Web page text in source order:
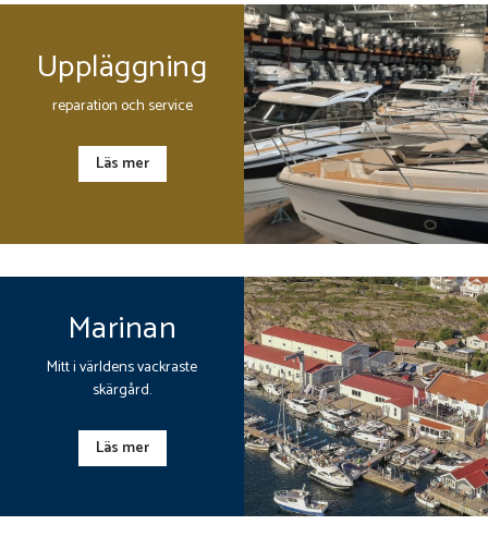
Uppläggning
reparation och service
Läs mer
Marinan
Mitt i världens vackraste
skärgård.
Läs mer